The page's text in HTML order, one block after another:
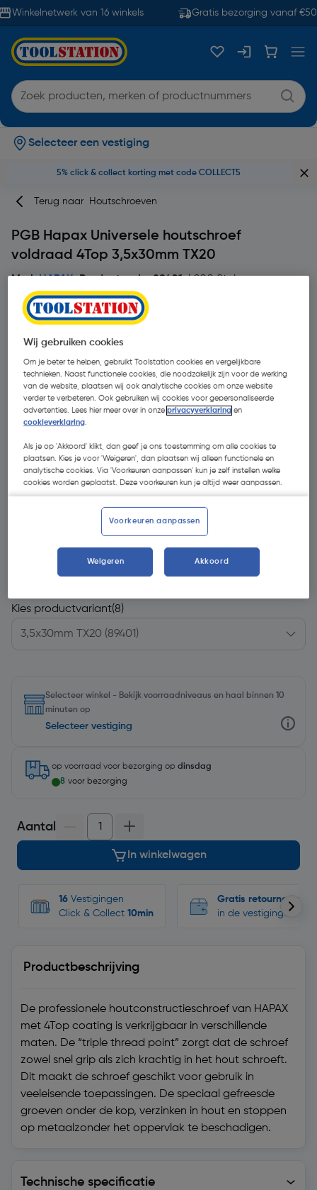
Winkelnetwerk van 16 winkels Gratis bezorging vanaf €50
Selecteer een vestiging
5% click & collect korting met code COLLECT5
Terug naar Houtschroeven
PGB Hapax Universele houtschroef
voldraad 4Top 3,5x30mm TX20
MerkHAPAX Productcode: 89401 | 200 Stuks
| Excl. btw € 7,23
Kies productvariant(8)
Selecteer winkel - Bekijk voorraadniveaus en haal binnen 10
minuten op
Selecteer vestiging
op voorraad voor bezorging op dinsdag
8 voor bezorging
Aantal
In winkelwagen
16 Vestigingen
Click & Collect 10min
Gratis retourneren
in de vestigingen
Productbeschrijving
De professionele houtconstructieschroef van HAPAX
met 4Top coating is verkrijgbaar in verschillende
maten. De “triple thread point” zorgt dat de schroef
zowel snel grip als zich krachtig in het hout schroeft.
Dit maakt de schroef geschikt voor gebruik in
veeleisende toepassingen. De speciaal gefreesde
groeven onder de kop, verzinken in hout en stoppen
op metaalzonder het oppervlak te beschadigen.
Technische specificatie
Wij gebruiken cookies
Om je beter te helpen, gebruikt Toolstation cookies en vergelijkbare
technieken. Naast functionele cookies, die noodzakelijk zijn voor de werking
van de website, plaatsen wij ook analytische cookies om onze website
verder te verbeteren. Ook gebruiken wij cookies voor gepersonaliseerde
advertenties. Lees hier meer over in onzeprivacyverklaring en
cookieverklaring.
Als je op 'Akkoord' klikt, dan geef je ons toestemming om alle cookies te
plaatsen. Kies je voor 'Weigeren', dan plaatsen wij alleen functionele en
analytische cookies. Via 'Voorkeuren aanpassen' kun je zelf instellen welke
cookies worden geplaatst. Deze voorkeuren kun je altijd weer aanpassen.
Voorkeuren aanpassen
Weigeren Akkoord